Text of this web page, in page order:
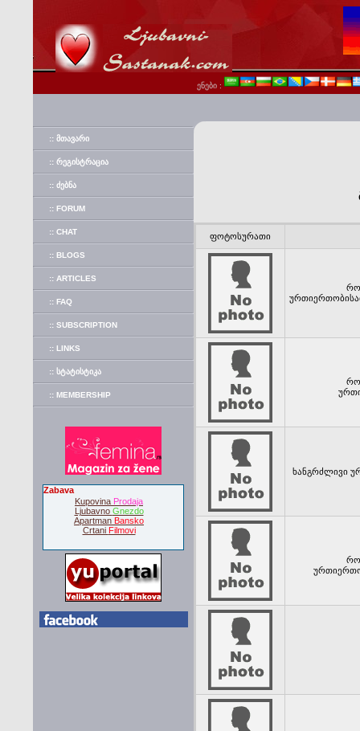
ენები :
:: ᲛᲗᲐᲕᲐᲠᲘ
:: ᲠᲔᲒᲘᲡᲢᲠᲐᲪᲘᲐ
:: ᲫᲔᲑᲜᲐ
:: FORUM
:: CHAT
:: BLOGS
:: ARTICLES
:: FAQ
:: SUBSCRIPTION
:: LINKS
:: ᲡᲢᲐᲢᲘᲡᲢᲘᲙᲐ
:: MEMBERSHIP
Zabava
Kupovina Prodaja
Ljubavno Gnezdo
Apartman Bansko
Crtani Filmovi
ფოტოსურათი
ხანგრძლივი